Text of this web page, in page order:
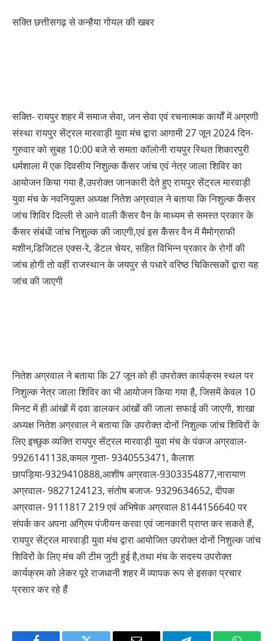
सक्ति छत्तीसगढ़ से कन्हैया गोयल की खबर
सक्ति- रायपुर शहर में समाज सेवा, जन सेवा एवं रचनात्मक कार्यों में अग्रणी
संस्था रायपुर सेंट्रल मारवाड़ी युवा मंच द्वारा आगामी 27 जून 2024 दिन-
गुरुवार को सुबह 10:00 बजे से समता कॉलोनी रायपुर स्थित शिकारपुरी
धर्मशाला में एक दिवसीय निशुल्क कैंसर जांच एवं नेत्र जाला शिविर का
आयोजन किया गया है,उपरोक्त जानकारी देते हुए रायपुर सेंट्रल मारवाड़ी
युवा मंच के नवनियुक्त अध्यक्ष नितेश अग्रवाल ने बताया कि निशुल्क कैंसर
जांच शिविर दिल्ली से आने वाली कैंसर वैन के माध्यम से समस्त प्रकार के
कैंसर संबंधी जांच निशुल्क की जाएगी,एवं इस कैंसर वैन में मैमोग्राफी
मशीन,डिजिटल एक्स-रे, डेंटल चेयर, सहित विभिन्न प्रकार के रोगों की
जांच होगी तो वहीं राजस्थान के जयपुर से पधारे वरिष्ठ चिकित्सकों द्वारा यह
जांच की जाएगी
नितेश अग्रवाल ने बताया कि 27 जून को ही उपरोक्त कार्यक्रम स्थल पर
निशुल्क नेत्र जाला शिविर का भी आयोजन किया गया है, जिसमें केवल 10
मिनट में ही आंखों में दवा डालकर आंखों की जाला सफाई की जाएगी, शाखा
अध्यक्ष नितेश अग्रवाल ने बताया कि उपरोक्त दोनों निशुल्क जांच शिविरों के
लिए इच्छुक व्यक्ति रायपुर सेंट्रल मारवाड़ी युवा मंच के पंकज अग्रवाल-
9926141138,कमल गुप्ता- 9340553471, कैलाश
छापड़िया-9329410888,आशीष अग्रवाल-9303354877,नारायाण
अग्रवाल- 9827124123, संतोष बजाज- 9329634652, दीपक
अग्रवाल- 9111817 219 एवं अभिषेक अग्रवाल 8144156640 पर
संपर्क कर अपना अग्रिम पंजीयन करवा एवं जानकारी प्राप्त कर सकते हैं,
रायपुर सेंट्रल मारवाड़ी युवा मंच द्वारा आयोजित उपरोक्त दोनों निशुल्क जांच
शिविरों के लिए मंच की टीम जुटी हुई है,तथा मंच के सदस्य उपरोक्त
कार्यक्रम को लेकर पूरे राजधानी शहर में व्यापक रूप से इसका प्रचार
प्रसार कर रहे हैं